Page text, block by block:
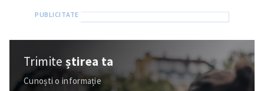
Trimiteștirea ta
Cunoști o informație